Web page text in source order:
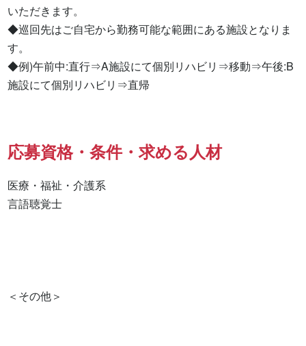
いただきます。
◆巡回先はご自宅から勤務可能な範囲にある施設となりま
す。
◆例)午前中:直行⇒A施設にて個別リハビリ⇒移動⇒午後:B
施設にて個別リハビリ⇒直帰
応募資格・条件・求める人材
医療・福祉・介護系
言語聴覚士